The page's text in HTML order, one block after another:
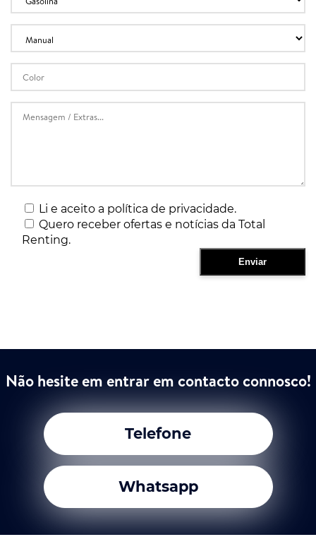
Li e aceito a política de privacidade.
Quero receber ofertas e notícias da Total
Renting.
Não hesite em entrar em contacto connosco!
Telefone
Whatsapp